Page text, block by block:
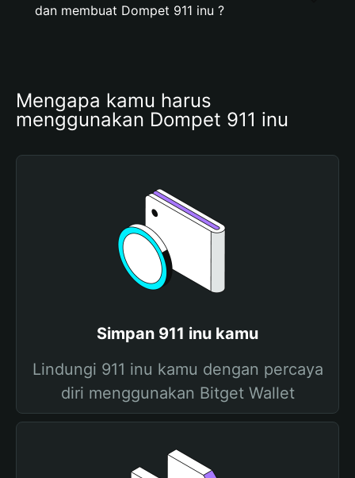
dan membuat Dompet 911 inu ?
Mengapa kamu harus
menggunakan Dompet 911 inu
Simpan 911 inu kamu
Lindungi 911 inu kamu dengan percaya
diri menggunakan Bitget Wallet